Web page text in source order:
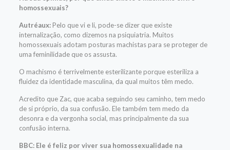
homossexuais?
Autréaux:Pelo que vi e li, pode-se dizer que existe
internalização, como dizemos na psiquiatria. Muitos
homossexuais adotam posturas machistas para se proteger de
uma feminilidade que os assusta.
O machismo é terrivelmente esterilizante porque esteriliza a
fluidez da identidade masculina, da qual muitos têm medo.
Acredito que Zac, que acaba seguindo seu caminho, tem medo
de si próprio, da sua confusão. Ele também tem medo da
desonra e da vergonha social, mas principalmente da sua
confusão interna.
BBC: Ele é feliz por viver sua homossexualidade na